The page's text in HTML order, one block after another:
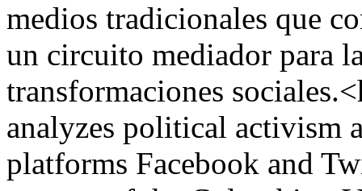
medios tradicionales que
un circuito mediador para
transformaciones
analyzes political activism
platforms Facebook and